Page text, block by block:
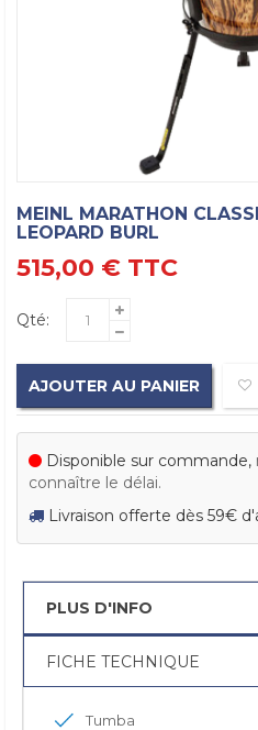
MEINL MARATHON
LEOPARD BURL
515,00 € TTC
Qté:
AJOUTER AU PANIER
Disponible sur commande,
connaître le délai.
Livraison offerte dès 59€
PLUS D'INFO
FICHE TECHNIQUE
Tumba